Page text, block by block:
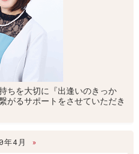
ちを大切に『出逢いのきっか
がるサポートをさせていただき
年4月
»